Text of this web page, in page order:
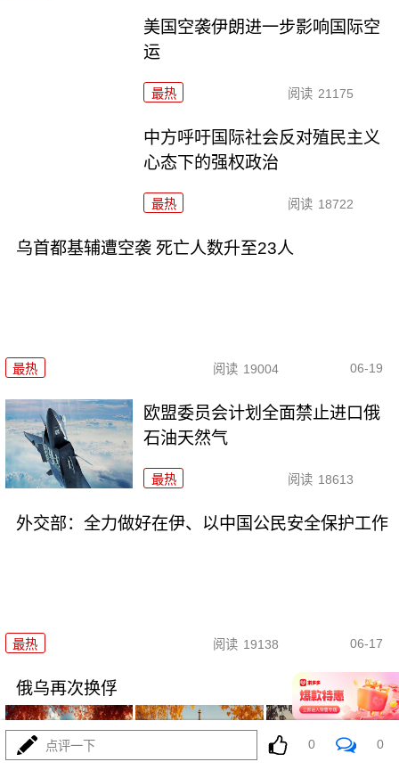
美国空袭伊朗进一步影响国际空
运
最热 阅读 21175
中方呼吁国际社会反对殖民主义
心态下的强权政治
最热 阅读 18722
乌首都基辅遭空袭 死亡人数升至23人
最热 阅读 19004 06-19
欧盟委员会计划全面禁止进口俄
石油天然气
最热 阅读 18613
外交部：全力做好在伊、以中国公民安全保护工作
最热 阅读 19138 06-17
俄乌再次换俘
点评一下 0 0